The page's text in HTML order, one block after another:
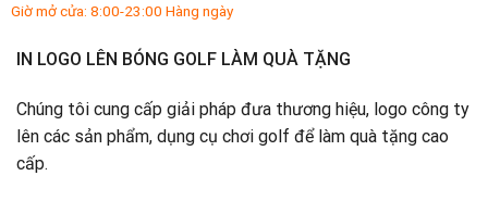
Giờ mở cửa: 8:00-23:00 Hàng ngày
IN LOGO LÊN BÓNG GOLF LÀM QUÀ TẶNG
Chúng tôi cung cấp giải pháp đưa thương hiệu, logo công ty
lên các sản phẩm, dụng cụ chơi golf để làm quà tặng cao
cấp.